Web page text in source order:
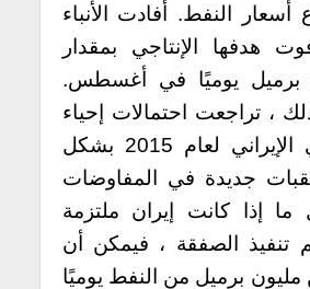
أسعار النفط. أفادت الأنباء
هدفها الإنتاجي بمقدار
برميل يوميًا في أغسطس.
، تراجعت احتمالات إحياء
الاتفاق النووي الإيراني لعام 2015 بشكل
جديدة في المفاوضات
إذا كانت إيران ملتزمة
تم تنفيذ الصفقة ، فيمكن أن
برميل من النفط يوميًا